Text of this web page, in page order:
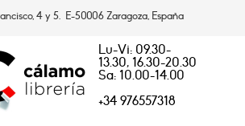
4 y 5. E-50006 Zaragoza, España
Lu-Vi: 09.30-
13.30, 16.30-20.30
Sa: 10.00-14.00
+34 976557318